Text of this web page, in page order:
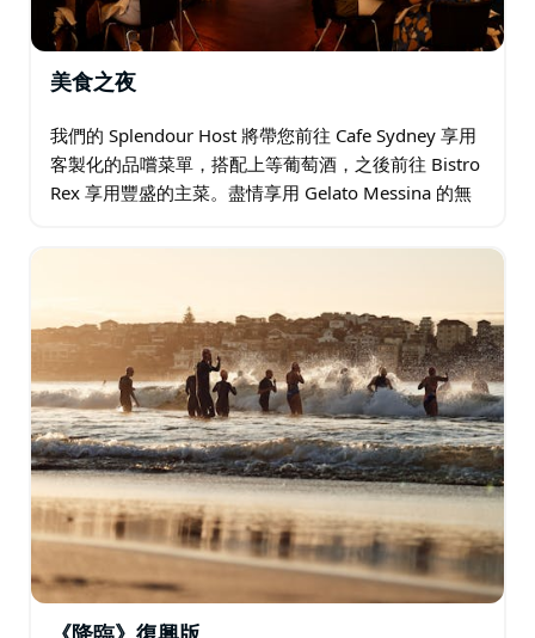
美食之夜
我們的 Splendour Host 將帶您前往 Cafe Sydney 享用
客製化的品嚐菜單，搭配上等葡萄酒，之後前往 Bistro
Rex 享用豐盛的主菜。盡情享用 Gelato Messina 的無